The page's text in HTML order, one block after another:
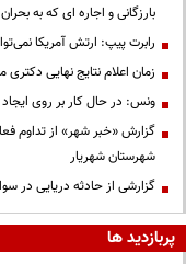
بارزگانی و اجاره ای که به
رابرت پیپ: ارتش آمریکا
زمان اعلام نتایج نهایی
ونس: در حال کار بر روی
گزارش «خبر شهر» از تداوم
شهرستان شهریار
گزارشی از حادثه دریایی در
پربازدید ها